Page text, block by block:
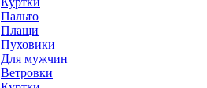
Пальто
Плащи
Пуховики
Для мужчин
Ветровки